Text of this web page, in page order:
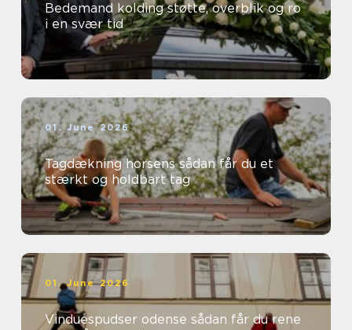
Bedemand kolding støtte, overblik og ro
i en svær tid
01. June 2026
Tagdækning horsens sådan får du et
stærkt og holdbart tag
01. June 2026
Vinduespudser odense sådan får du rene